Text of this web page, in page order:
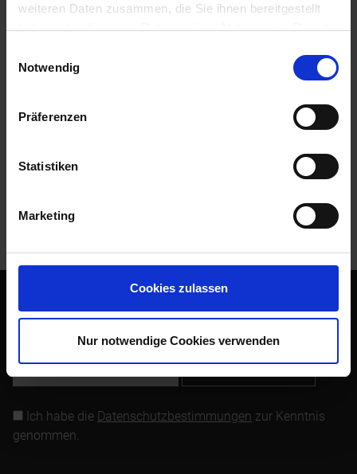
weiteren Daten zusammen, die Sie ihnen bereitgestellt
haben oder die sie im Rahmen Ihrer Nutzung der Dienste
Cookies, wenn Sie unsere Webseite weiterhin nutzen.
Notwendig
Präferenzen
Statistiken
Marketing
Cookies zulassen
Nur notwendige Cookies verwenden
Artikel Nr.: 7140453
Dieser Behelfskatalog enthält Explosionszeichnungen und
mehr
Abonnieren Sie den kostenlosen Newsletter und verpassen
Ich habe die Datenschutzbestimmungen zur Kenntnis
genommen.